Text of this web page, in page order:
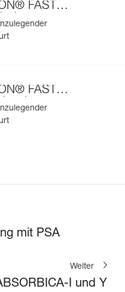
FAST
FAST
mit PSA
Weiter
I und Y